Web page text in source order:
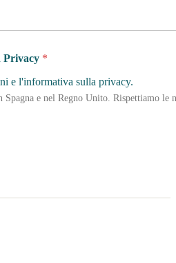
Privacy *
e l'informativa sulla privacy.
Spagna e nel Regno Unito. Rispettiamo